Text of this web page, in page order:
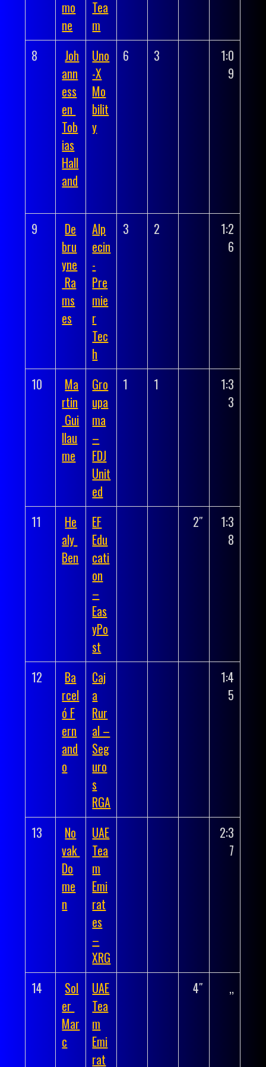
mo
ne
Tea
m
8
Joh
ann
ess
en
Tob
ias
Hall
and
Uno
-X
Mo
bilit
y
6 3
1:0
9
9
De
bru
yne
Ra
ms
es
Alp
ecin
-
Pre
mie
r
Tec
h
3 2
1:2
6
10
Ma
rtin
Gui
llau
me
Gro
upa
ma
–
FDJ
Unit
ed
1 1
1:3
3
11
He
aly
Ben
EF
Edu
cati
on
–
Eas
yPo
st
2″
1:3
8
12
Ba
rcel
ó F
ern
and
o
Caj
a
Rur
al –
Seg
uro
s
RGA
1:4
5
13
No
vak
Do
me
n
UAE
Tea
m
Emi
rat
es
–
XRG
2:3
7
14
Sol
er
Mar
c
UAE
Tea
m
Emi
rat
4″ ,,